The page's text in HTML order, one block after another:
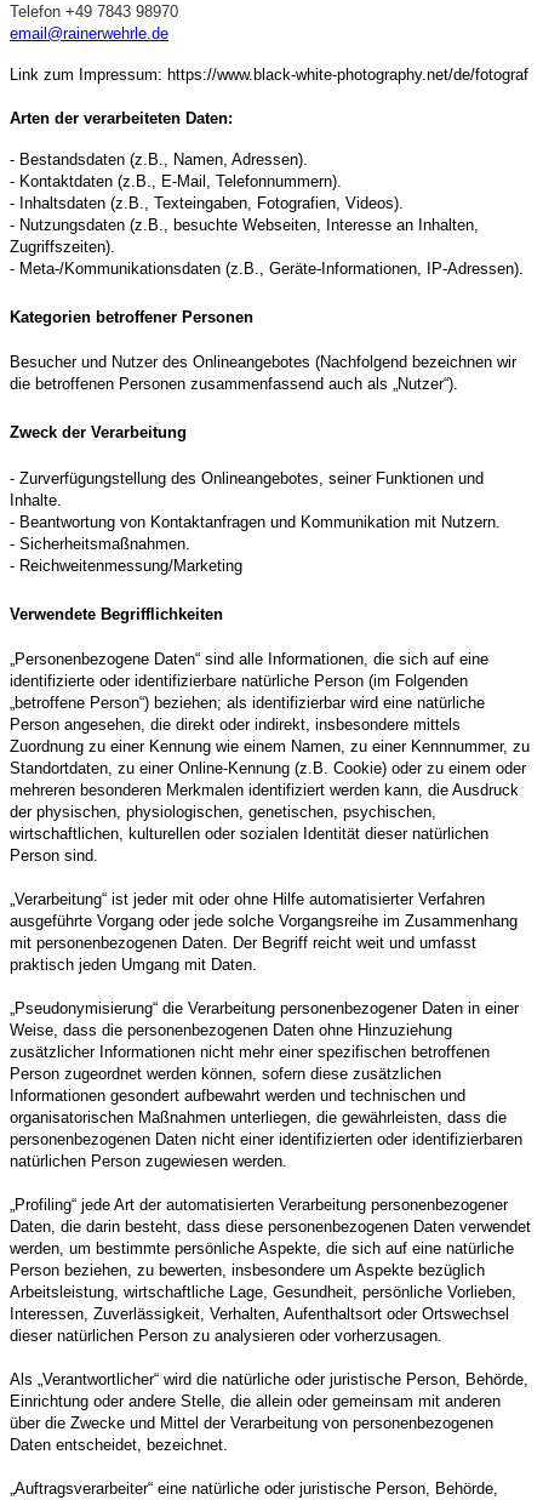
Telefon +49 7843 98970
email@rainerwehrle.de
Link zum Impressum: https://www.black-white-photography.net/de/fotograf
Arten der verarbeiteten Daten:
- Bestandsdaten (z.B., Namen, Adressen).
- Kontaktdaten (z.B., E-Mail, Telefonnummern).
- Inhaltsdaten (z.B., Texteingaben, Fotografien, Videos).
- Nutzungsdaten (z.B., besuchte Webseiten, Interesse an Inhalten,
Zugriffszeiten).
- Meta-/Kommunikationsdaten (z.B., Geräte-Informationen, IP-Adressen).
Kategorien betroffener Personen
Besucher und Nutzer des Onlineangebotes (Nachfolgend bezeichnen wir
die betroffenen Personen zusammenfassend auch als „Nutzer“).
Zweck der Verarbeitung
- Zurverfügungstellung des Onlineangebotes, seiner Funktionen und
Inhalte.
- Beantwortung von Kontaktanfragen und Kommunikation mit Nutzern.
- Sicherheitsmaßnahmen.
- Reichweitenmessung/Marketing
Verwendete Begrifflichkeiten
„Personenbezogene Daten“ sind alle Informationen, die sich auf eine
identifizierte oder identifizierbare natürliche Person (im Folgenden
„betroffene Person“) beziehen; als identifizierbar wird eine natürliche
Person angesehen, die direkt oder indirekt, insbesondere mittels
Zuordnung zu einer Kennung wie einem Namen, zu einer Kennnummer, zu
Standortdaten, zu einer Online-Kennung (z.B. Cookie) oder zu einem oder
mehreren besonderen Merkmalen identifiziert werden kann, die Ausdruck
der physischen, physiologischen, genetischen, psychischen,
wirtschaftlichen, kulturellen oder sozialen Identität dieser natürlichen
Person sind.
„Verarbeitung“ ist jeder mit oder ohne Hilfe automatisierter Verfahren
ausgeführte Vorgang oder jede solche Vorgangsreihe im Zusammenhang
mit personenbezogenen Daten. Der Begriff reicht weit und umfasst
praktisch jeden Umgang mit Daten.
„Pseudonymisierung“ die Verarbeitung personenbezogener Daten in einer
Weise, dass die personenbezogenen Daten ohne Hinzuziehung
zusätzlicher Informationen nicht mehr einer spezifischen betroffenen
Person zugeordnet werden können, sofern diese zusätzlichen
Informationen gesondert aufbewahrt werden und technischen und
organisatorischen Maßnahmen unterliegen, die gewährleisten, dass die
personenbezogenen Daten nicht einer identifizierten oder identifizierbaren
natürlichen Person zugewiesen werden.
„Profiling“ jede Art der automatisierten Verarbeitung personenbezogener
Daten, die darin besteht, dass diese personenbezogenen Daten verwendet
werden, um bestimmte persönliche Aspekte, die sich auf eine natürliche
Person beziehen, zu bewerten, insbesondere um Aspekte bezüglich
Arbeitsleistung, wirtschaftliche Lage, Gesundheit, persönliche Vorlieben,
Interessen, Zuverlässigkeit, Verhalten, Aufenthaltsort oder Ortswechsel
dieser natürlichen Person zu analysieren oder vorherzusagen.
Als „Verantwortlicher“ wird die natürliche oder juristische Person, Behörde,
Einrichtung oder andere Stelle, die allein oder gemeinsam mit anderen
über die Zwecke und Mittel der Verarbeitung von personenbezogenen
Daten entscheidet, bezeichnet.
„Auftragsverarbeiter“ eine natürliche oder juristische Person, Behörde,